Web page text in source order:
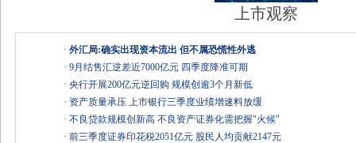
上市观察
· 外汇局:确实出现资本流出 但不属恐慌性外逃
· 9月结售汇逆差近7000亿元 四季度降准可期
· 央行开展200亿元逆回购 规模创逾3个月新低
· 资产质量承压 上市银行三季度业绩增速料放缓
· 不良贷款规模创新高 不良资产证券化需把握"火候"
· 前三季度证券印花税2051亿元 股民人均贡献2147元